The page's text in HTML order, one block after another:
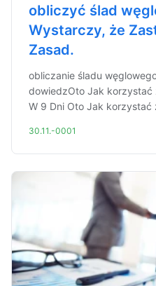
obliczyć ślad
Wystarczy, że
Zasad.
obliczanie śladu
dowiedzOto Jak korzystać
W 9 Dni Oto Jak korzystać
30.11.-0001